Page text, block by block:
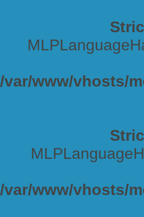
/var/www/vhosts/
/var/www/vhosts/